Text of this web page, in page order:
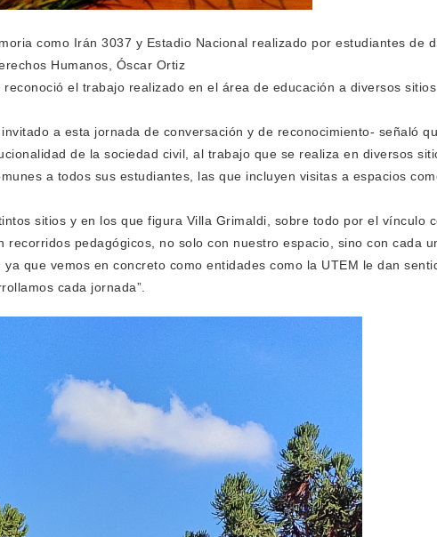
como Irán 3037 y Estadio Nacional realizado por estudiantes de
Humanos, Óscar Ortiz
el trabajo realizado en el área de educación a diversos
a esta jornada de conversación y de reconocimiento- señaló
de la sociedad civil, al trabajo que se realiza en diversos
a todos sus estudiantes, las que incluyen visitas a espacios
sitios y en los que figura Villa Grimaldi, sobre todo por el vínculo
pedagógicos, no solo con nuestro espacio, sino con cada
que vemos en concreto como entidades como la UTEM le dan
cada jornada”.